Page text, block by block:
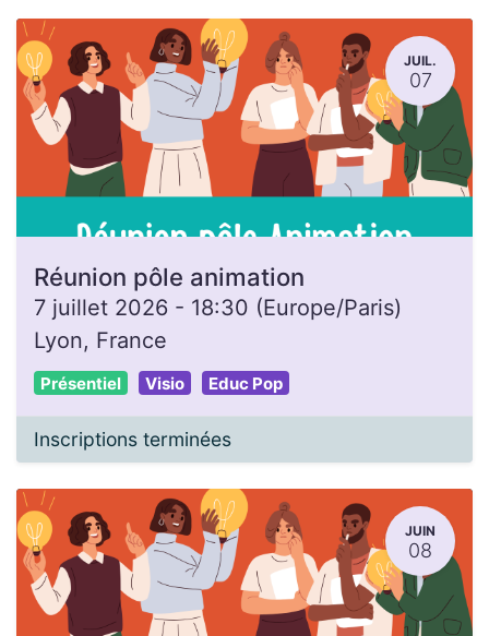
JUIL.
07
Réunion pôle animation
7 juillet 2026 - 18:30 (Europe/Paris)
Lyon, France
Présentiel Visio Educ Pop
Inscriptions terminées
JUIN
08